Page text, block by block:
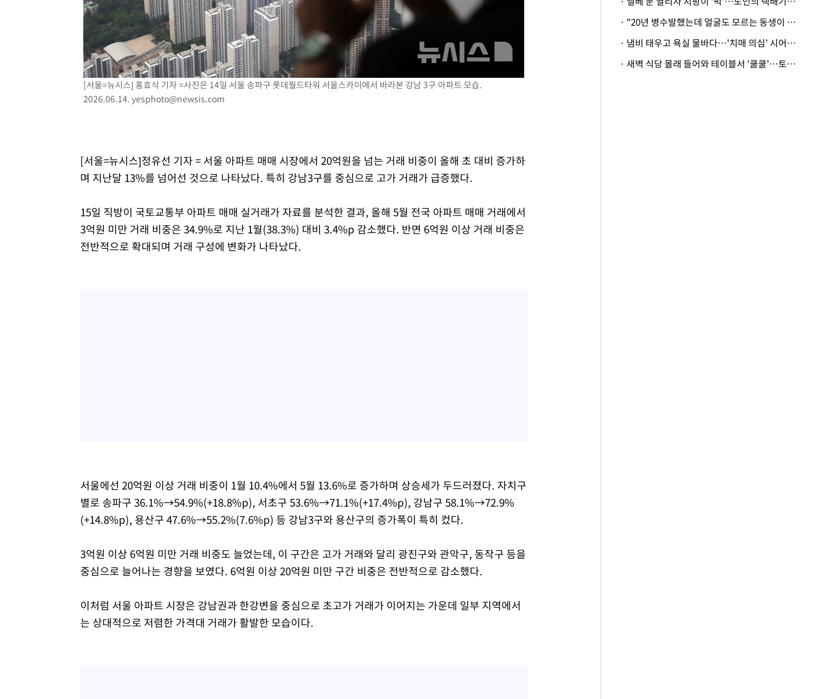
[서울=뉴시스] 홍효식 기자 =사진은 14일 서울 송파구 롯데월드타워 서울스카이에서 바라본 강남 3구 아파트 모습.
2026.06.14. yesphoto@newsis.com
[서울=뉴시스]정유선 기자 = 서울 아파트 매매 시장에서 20억원을 넘는 거래 비중이 올해 초 대비 증가하
며 지난달 13%를 넘어선 것으로 나타났다. 특히 강남3구를 중심으로 고가 거래가 급증했다.
15일 직방이 국토교통부 아파트 매매 실거래가 자료를 분석한 결과, 올해 5월 전국 아파트 매매 거래에서
3억원 미만 거래 비중은 34.9%로 지난 1월(38.3%) 대비 3.4%p 감소했다. 반면 6억원 이상 거래 비중은
전반적으로 확대되며 거래 구성에 변화가 나타났다.
서울에선 20억원 이상 거래 비중이 1월 10.4%에서 5월 13.6%로 증가하며 상승세가 두드러졌다. 자치구
별로 송파구 36.1%→54.9%(+18.8%p), 서초구 53.6%→71.1%(+17.4%p), 강남구 58.1%→72.9%
(+14.8%p), 용산구 47.6%→55.2%(7.6%p) 등 강남3구와 용산구의 증가폭이 특히 컸다.
3억원 이상 6억원 미만 거래 비중도 늘었는데, 이 구간은 고가 거래와 달리 광진구와 관악구, 동작구 등을
중심으로 늘어나는 경향을 보였다. 6억원 이상 20억원 미만 구간 비중은 전반적으로 감소했다.
이처럼 서울 아파트 시장은 강남권과 한강변을 중심으로 초고가 거래가 이어지는 가운데 일부 지역에서
는 상대적으로 저렴한 가격대 거래가 활발한 모습이다.
· "20년 병수발했는데 얼굴도 모르는 동생이 유산 절반을"…배다른 형제 상속권 있을까
· 냄비 태우고 욕실 물바다…'치매 의심' 시어머니 검사 권유했다가 '날벼락'
· 새벽 식당 몰래 들어와 테이블서 '쿨쿨'…토사물 남기고 사라진 남성